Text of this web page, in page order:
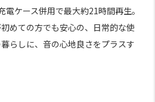
ケース併用で最大約21時間再生。
めての方でも安心の、日常的な使
らしに、音の心地良さをプラスす